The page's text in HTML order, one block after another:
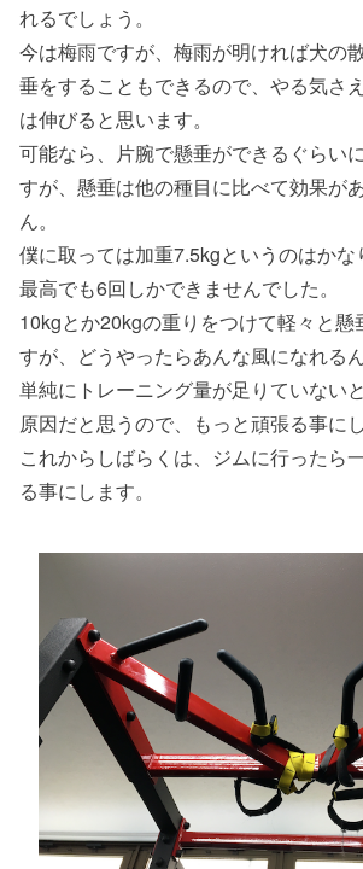
れるでしょう。
今は梅雨ですが、梅雨が明ければ犬の
垂をすることもできるので、やる気さ
は伸びると思います。
可能なら、片腕で懸垂ができるぐらい
すが、懸垂は他の種目に比べて効果が
ん。
僕に取っては加重7.5kgというのはか
最高でも6回しかできませんでした。
10kgとか20kgの重りをつけて軽々と懸
すが、どうやったらあんな風になれる
単純にトレーニング量が足りていない
原因だと思うので、もっと頑張る事にし
これからしばらくは、ジムに行ったら
る事にします。